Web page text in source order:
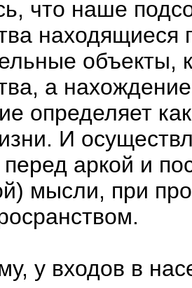
что наше
находящиеся
объекты,
а
определяет
И
перед аркой и
мысли, при
у входов в